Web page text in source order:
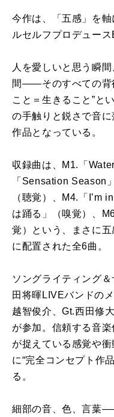
今作は、「五感」を
ルセルフプロデュース
人を愛しいと思う瞬
間——そのすべての背
こと＝生きること”と
の手触りと鋭さで音
作品となっている。
収録曲 は、 M1. 「 Water
「 Sensation Season
（聴覚）、
M4. 「 ’m
は踊る」（嗅覚）、
覚）という、まさに五
に配置された全6曲 。
ソングライティング
田 将暉 LIVEバンドの
越智俊介、Gt.西田修大
が参加。信頼する音楽
が捉えている感覚や
に“完全コンセプト作
る。
細部の音、色、言葉